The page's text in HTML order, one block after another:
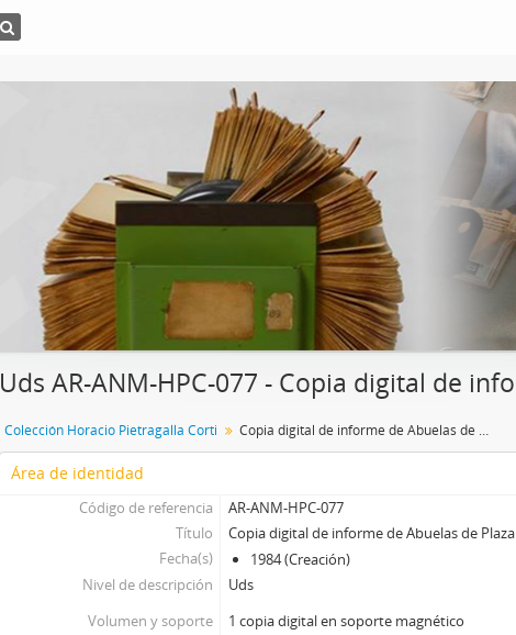
Uds AR-ANM-HPC-077 - Copia digital de
Colección Horacio Pietragalla Corti Copia digital de informe de Abuelas de Plaza de Mayo
Área de identidad
Código de referencia
AR-ANM-HPC-077
Título
Copia digital de informe de Abuelas de
Fecha(s)
1984 (Creación)
Nivel de descripción
Uds
Volumen y soporte
1 copia digital en soporte magnético